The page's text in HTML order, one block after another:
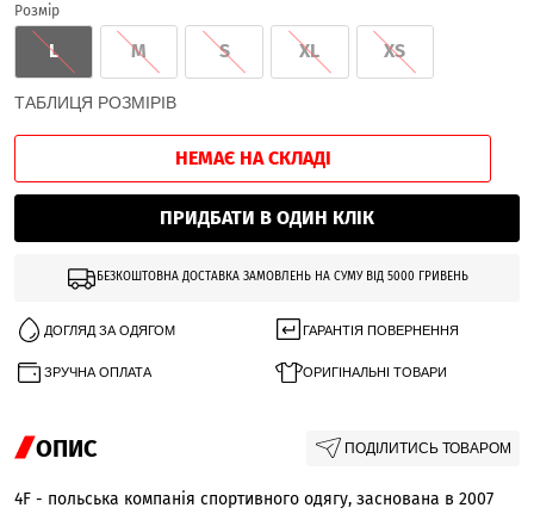
Розмір
L M S XL XS
ТАБЛИЦЯ РОЗМІРІВ
НЕМАЄ НА СКЛАДІ
ПРИДБАТИ В ОДИН КЛІК
БЕЗКОШТОВНА ДОСТАВКА ЗАМОВЛЕНЬ НА СУМУ ВІД 5000 ГРИВЕНЬ
ДОГЛЯД ЗА ОДЯГОМ ГАРАНТІЯ ПОВЕРНЕННЯ
ЗРУЧНА ОПЛАТА ОРИГІНАЛЬНІ ТОВАРИ
ОПИС ПОДІЛИТИСЬ ТОВАРОМ
4F - польська компанія спортивного одягу, заснована в 2007